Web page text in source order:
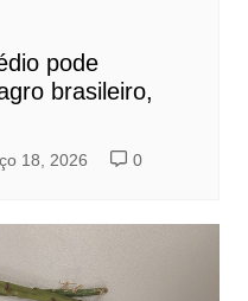
pode
brasileiro,
18, 2026 0